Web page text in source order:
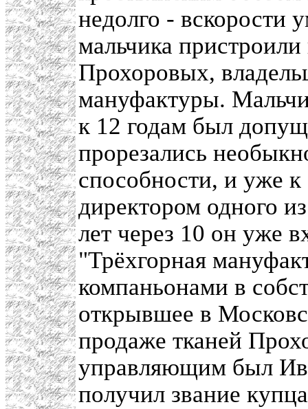
недолго - вскорости
мальчика
Прохоровых,
мануфактуры.
к 12 годам был
прорезались
способности, и уже
директором одного
лет через 10 он уже
"Трёхгорная
компаньонами в
открывшее в
продаже тканей
управляющим был
получил звание